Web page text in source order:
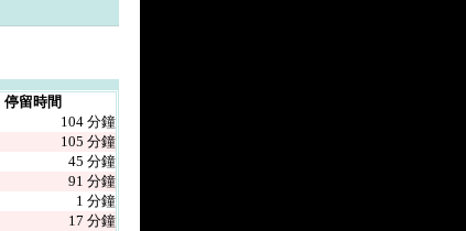
停留時間
104 分鐘
105 分鐘
45 分鐘
91 分鐘
1 分鐘
17 分鐘